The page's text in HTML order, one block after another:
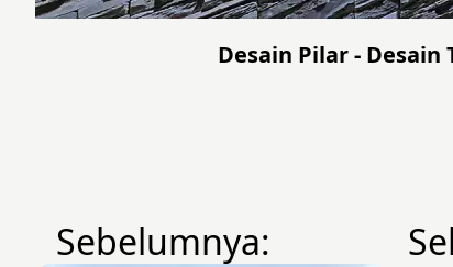
Desain Pilar - Desain
Sebelumnya: